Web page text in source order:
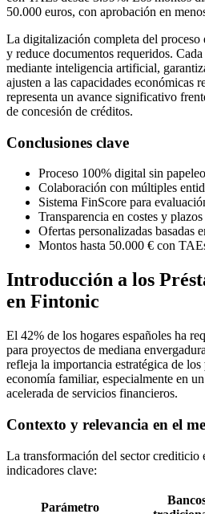
50.000 euros, con aprobación en
La digitalización completa del proceso
y reduce documentos requeridos.
mediante inteligencia artificial,
ajusten a las capacidades económicas
representa un avance significativo
de concesión de créditos.
Conclusiones clave
Proceso 100% digital sin
Colaboración con múltiples
Sistema FinScore para
Transparencia en costes y
Ofertas personalizadas basadas
Montos hasta 50.000 € con
Introducción a los
en Fintonic
El 42% de los hogares españoles ha
para proyectos de mediana
refleja la importancia estratégica de los
economía familiar, especialmente en
acelerada de servicios financieros.
Contexto y relevancia en el
La transformación del sector crediticio
indicadores clave:
Parámetro